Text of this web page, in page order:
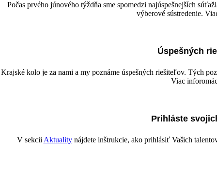
Poznáme desiatich šapmiónov celoštátneho kola!
Počas prvého júnového týždňa sme spomedzi najúspešnejších
výberové sústredenie.
Úspešných
Krajské kolo je za nami a my poznáme úspešných riešiteľov. Tých
Viac
Prihláste
V sekcii Aktualitynájdete inštrukcie, ako prihlásiť Vašich